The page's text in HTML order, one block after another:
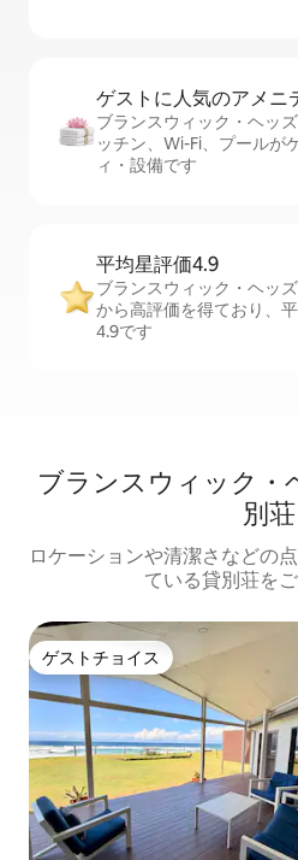
ゲストに人⁠気⁠のア⁠メ⁠ニ⁠
ブランスウィック・ヘッ
ッチン、Wi-Fi、プールが
ィ・設備です
平均星評価4.9
ブランスウィック・ヘッ
から高評価を得ており、
4.9です
ブランスウィック・
別荘
ロケーションや清潔さなどの
ている貸別荘を
ゲストチョイス
ゲストチョイス